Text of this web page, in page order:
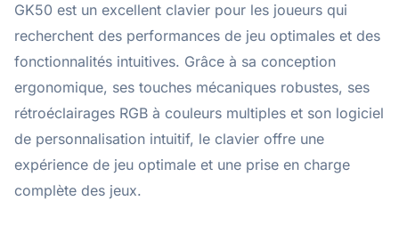
GK50 est un excellent clavier pour les joueurs qui
recherchent des performances de jeu optimales et des
fonctionnalités intuitives. Grâce à sa conception
ergonomique, ses touches mécaniques robustes, ses
rétroéclairages RGB à couleurs multiples et son logiciel
de personnalisation intuitif, le clavier offre une
expérience de jeu optimale et une prise en charge
complète des jeux.